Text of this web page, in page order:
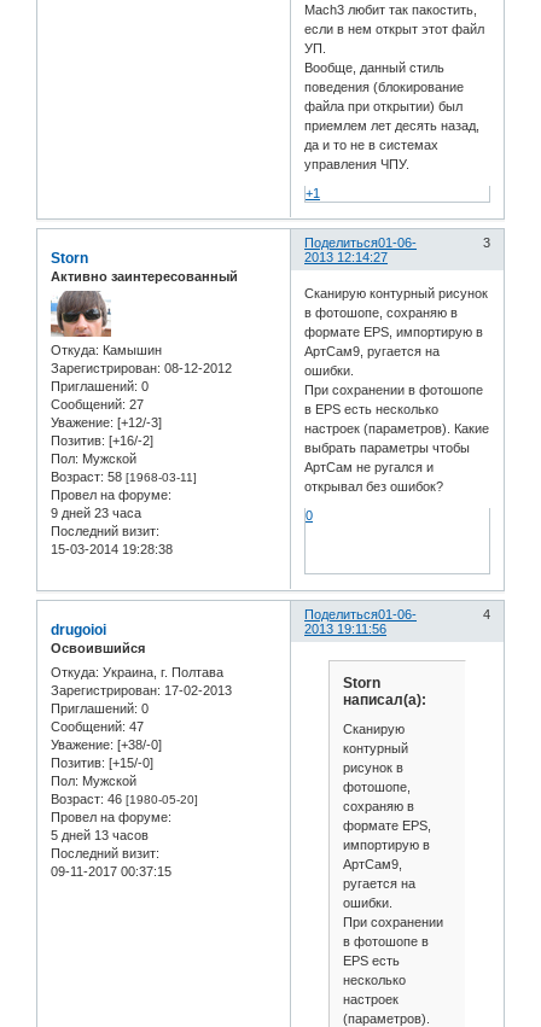
Mach3 любит так пакостить,
если в нем открыт этот файл
УП.
Вообще, данный стиль
поведения (блокирование
файла при открытии) был
приемлем лет десять назад,
да и то не в системах
управления ЧПУ.
+1
Поделиться 3
01-06-
2013 12:14:27
Storn
Активно заинтересованный
Откуда: Камышин
Зарегистрирован: 08-12-2012
Приглашений: 0
Сообщений: 27
Уважение: [+12/-3]
Позитив: [+16/-2]
Пол: Мужской
Возраст: 58 [1968-03-11]
Провел на форуме:
9 дней 23 часа
Последний визит:
15-03-2014 19:28:38
Сканирую контурный рисунок
в фотошопе, сохраняю в
формате EPS, импортирую в
АртСам9, ругается на
ошибки.
При сохранении в фотошопе
в EPS есть несколько
настроек (параметров). Какие
выбрать параметры чтобы
АртСам не ругался и
открывал без ошибок?
0
Поделиться 4
01-06-
2013 19:11:56
drugoioi
Освоившийся
Откуда: Украина, г. Полтава
Зарегистрирован: 17-02-2013
Приглашений: 0
Сообщений: 47
Уважение: [+38/-0]
Позитив: [+15/-0]
Пол: Мужской
Возраст: 46 [1980-05-20]
Провел на форуме:
5 дней 13 часов
Последний визит:
09-11-2017 00:37:15
Storn
написал(а):
Сканирую
контурный
рисунок в
фотошопе,
сохраняю в
формате EPS,
импортирую в
АртСам9,
ругается на
ошибки.
При сохранении
в фотошопе в
EPS есть
несколько
настроек
(параметров).